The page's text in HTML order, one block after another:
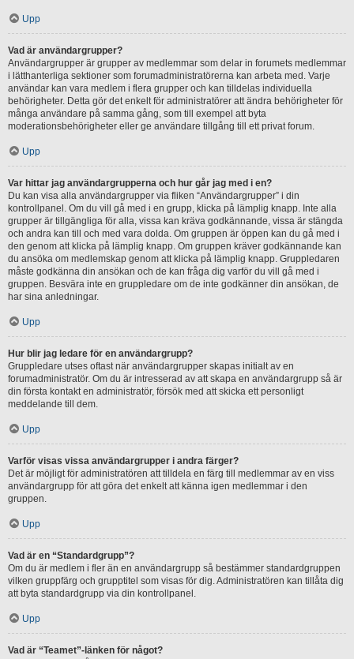
Upp
Vad är användargrupper?
Användargrupper är grupper av medlemmar som delar in forumets medlemmar
i lätthanterliga sektioner som forumadministratörerna kan arbeta med. Varje
användar kan vara medlem i flera grupper och kan tilldelas individuella
behörigheter. Detta gör det enkelt för administratörer att ändra behörigheter för
många användare på samma gång, som till exempel att byta
moderationsbehörigheter eller ge användare tillgång till ett privat forum.
Upp
Var hittar jag användargrupperna och hur går jag med i en?
Du kan visa alla användargrupper via fliken “Användargrupper” i din
kontrollpanel. Om du vill gå med i en grupp, klicka på lämplig knapp. Inte alla
grupper är tillgängliga för alla, vissa kan kräva godkännande, vissa är stängda
och andra kan till och med vara dolda. Om gruppen är öppen kan du gå med i
den genom att klicka på lämplig knapp. Om gruppen kräver godkännande kan
du ansöka om medlemskap genom att klicka på lämplig knapp. Gruppledaren
måste godkänna din ansökan och de kan fråga dig varför du vill gå med i
gruppen. Besvära inte en gruppledare om de inte godkänner din ansökan, de
har sina anledningar.
Upp
Hur blir jag ledare för en användargrupp?
Gruppledare utses oftast när användargrupper skapas initialt av en
forumadministratör. Om du är intresserad av att skapa en användargrupp så är
din första kontakt en administratör, försök med att skicka ett personligt
meddelande till dem.
Upp
Varför visas vissa användargrupper i andra färger?
Det är möjligt för administratören att tilldela en färg till medlemmar av en viss
användargrupp för att göra det enkelt att känna igen medlemmar i den
gruppen.
Upp
Vad är en “Standardgrupp”?
Om du är medlem i fler än en användargrupp så bestämmer standardgruppen
vilken gruppfärg och grupptitel som visas för dig. Administratören kan tillåta dig
att byta standardgrupp via din kontrollpanel.
Upp
Vad är “Teamet”-länken för något?